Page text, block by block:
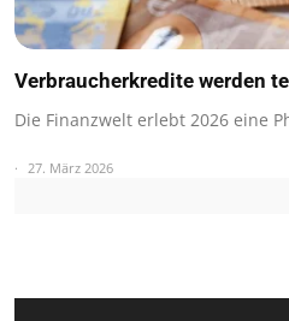
Verbraucherkredite werden
Die Finanzwelt erlebt 2026 eine
27. März 2026